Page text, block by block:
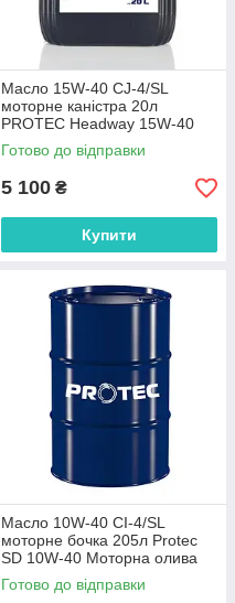
Масло 15W-40 CJ-4/SL
моторне каністра 20л
PROTEC Headway 15W-40
Моторна олива 15W40
CJ4/SL масло 15в40 сј4
Готово до відправки
5 100 ₴
Купити
Масло 10W-40 CI-4/SL
моторне бочка 205л Protec
SD 10W-40 Моторна олива
10W40 CI4/SL масло 10в40
сі4 сиай4
Готово до відправки